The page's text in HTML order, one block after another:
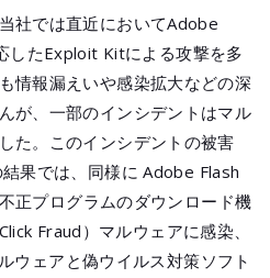
社では直近においてAdobe
したExploit Kitによる攻撃を多
情報漏えいや感染拡大などの深
が、一部のインシデントはマル
た。このインシデントの被害
果では、同様に Adobe Flash
正プログラムのダウンロード機
Fraud）マルウェアに感染、
ウェアと偽ウイルス対策ソフト